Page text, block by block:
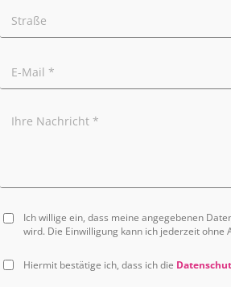
Ich willige ein, dass meine angegebenen
wird. Die Einwilligung kann ich jederzeit
Hiermit bestätige ich, dass ich die